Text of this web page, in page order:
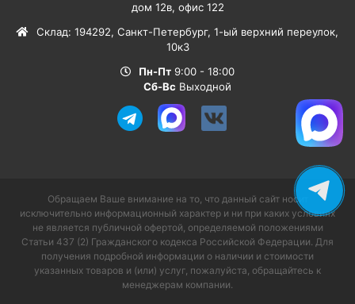
дом 12в, офис 122
Склад: 194292, Санкт-Петербург, 1-ый верхний переулок,
10к3
Пн-Пт 9:00 - 18:00
Сб-Вс Выходной
Обращаем Ваше внимание на то, что данный сайт носит
исключительно информационный характер и ни при каких условиях
не является публичной офертой, определяемой положениями
Статьи 437 (2) Гражданского кодекса Российской Федерации. Для
получения подробной информации о наличии и стоимости
указанных товаров и (или) услуг, пожалуйста, обращайтесь к
менеджерам компании.